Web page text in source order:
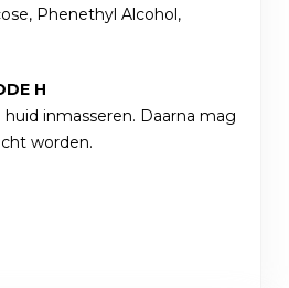
Phenethyl Alcohol,
H
inmasseren. Daarna mag
worden.